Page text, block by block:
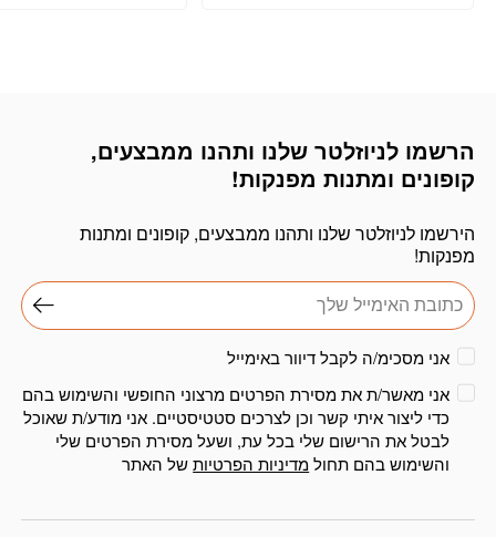
הרשמו לניוזלטר שלנו ותהנו ממבצעים,
קופונים ומתנות מפנקות!
הירשמו לניוזלטר שלנו ותהנו ממבצעים, קופונים ומתנות
מפנקות!
דוא׳׳ל
אני מסכימ/ה לקבל דיוור באימייל
אני מאשר/ת את מסירת הפרטים מרצוני החופשי והשימוש בהם
כדי ליצור איתי קשר וכן לצרכים סטטיסטיים. אני מודע/ת שאוכל
לבטל את הרישום שלי בכל עת, ושעל מסירת הפרטים שלי
והשימוש בהם תחולמדיניות הפרטיותשל האתר